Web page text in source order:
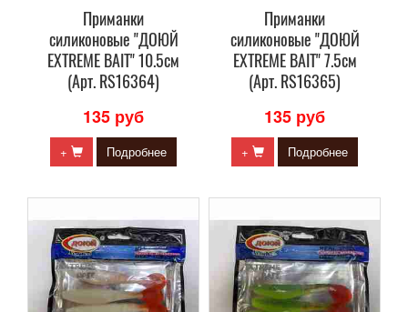
Приманки
силиконовые "ДОЮЙ
EXTREME BAIT" 10.5см
(Арт. RS16364)
135 руб
+ Подробнее
Приманки
силиконовые "ДОЮЙ
EXTREME BAIT" 7.5см
(Арт. RS16365)
135 руб
+ Подробнее